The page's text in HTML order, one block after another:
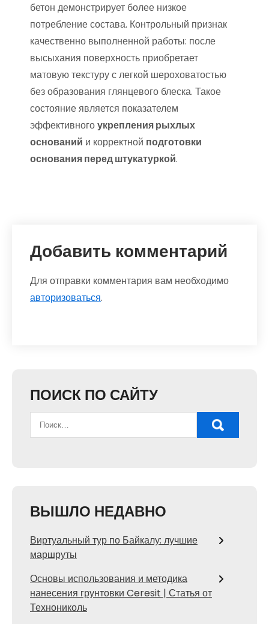
бетон демонстрирует более низкое
потребление состава. Контрольный признак
качественно выполненной работы: после
высыхания поверхность приобретает
матовую текстуру с легкой шероховатостью
без образования глянцевого блеска. Такое
состояние является показателем
эффективногоукрепления рыхлых
оснований и корректной подготовки
основания перед штукатуркой.
Добавить комментарий
Для отправки комментария вам необходимо
авторизоваться.
ПОИСК ПО САЙТУ
ВЫШЛО НЕДАВНО
Виртуальный тур по Байкалу: лучшие
маршруты
Основы использования и методика
нанесения грунтовки Ceresit | Статья от
Технониколь